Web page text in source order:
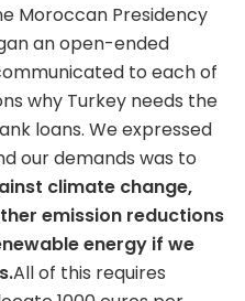
Moroccan Presidency
an open-ended
to each of
why Turkey needs the
loans. We expressed
our demands was to
climate change,
emission reductions
energy if we
All of this requires